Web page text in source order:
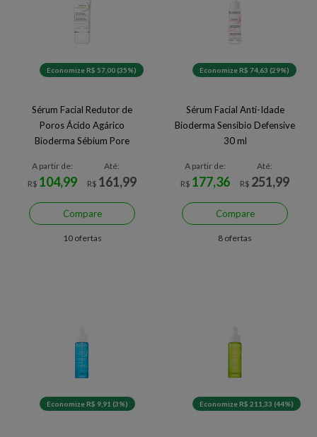
Economize R$ 57,00 (35%)
Sérum Facial Redutor de
Poros Ácido Agárico
Bioderma Sébium Pore
A partir de:
R$ 104,99
Até:
R$ 161,99
Compare
10 ofertas
Economize R$ 74,63 (29%)
Sérum Facial Anti-Idade
Bioderma Sensibio Defensive
30 ml
A partir de:
R$ 177,36
Até:
R$ 251,99
Compare
8 ofertas
Economize R$ 9,91 (3%) Economize R$ 211,33 (44%)